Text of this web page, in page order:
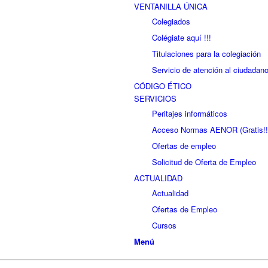
VENTANILLA ÚNICA
Colegiados
Colégiate aquí !!!
Titulaciones para la colegiación
Servicio de atención al ciudadano
CÓDIGO ÉTICO
SERVICIOS
Peritajes informáticos
Acceso Normas AENOR
Ofertas de empleo
Solicitud de Oferta de Empleo
ACTUALIDAD
Actualidad
Ofertas de Empleo
Cursos
Menú